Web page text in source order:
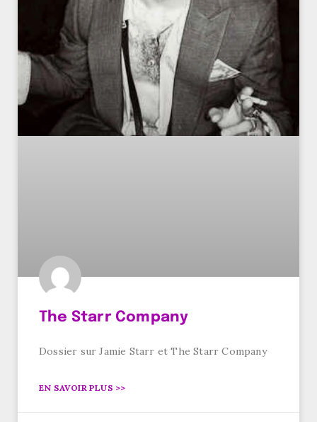
The Starr Company
Dossier sur Jamie Starr et The Starr Company
EN SAVOIR PLUS >>